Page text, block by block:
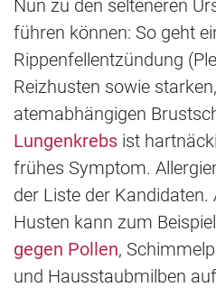
Nun zu den selteneren
führen können: So geht
Rippenfellentzündung
Reizhusten sowie
atemabhängigen
Lungenkrebs ist
frühes Symptom.
der Liste der Kandidaten.
Husten kann zum
gegen Pollen,
und Hausstaubmilben